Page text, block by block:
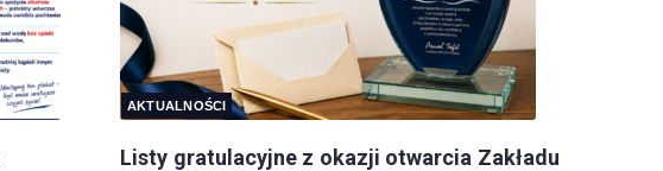
AKTUALNOŚCI
Listy gratulacyjne z okazji otwarcia Zakładu